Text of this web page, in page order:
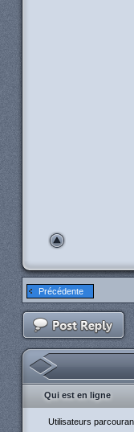
Précédente
Qui est en ligne
Utilisateurs